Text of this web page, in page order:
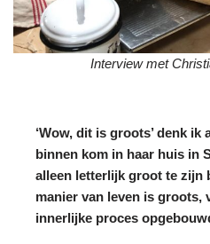
Interview met
‘Wow, dit is groots’ denk
binnen kom in haar huis in
alleen letterlijk groot te zijn
manier van leven is groots,
innerlijke proces